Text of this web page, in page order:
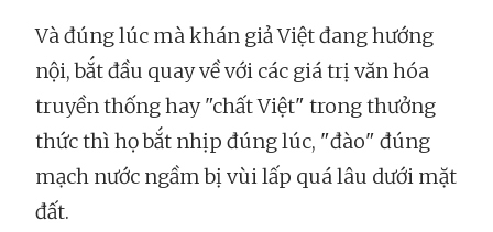
Và đúng lúc mà khán giả Việt đang hướng
nội, bắt đầu quay về với các giá trị văn hóa
truyền thống hay "chất Việt" trong thưởng
thức thì họ bắt nhịp đúng lúc, "đào" đúng
mạch nước ngầm bị vùi lấp quá lâu dưới mặt
đất.